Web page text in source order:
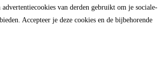
5,0 CmOmvang van de
van derden gebruikt om je sociale-
Accepteer je deze cookies en de bijbehorende